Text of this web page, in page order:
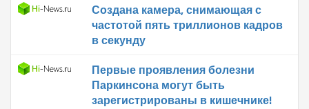
Создана камера, снимающая с
частотой пять триллионов кадров
в секунду
Первые проявления болезни
Паркинсона могут быть
зарегистрированы в кишечнике!